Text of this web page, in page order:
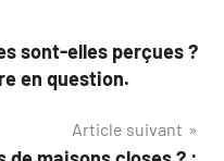
sont-elles perçues ?
en question.
Article suivant